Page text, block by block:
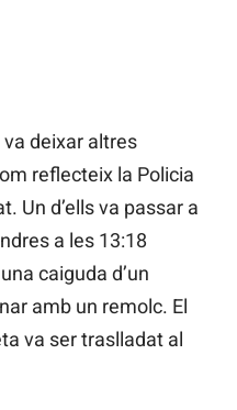
deixar altres
reflecteix la Policia
Un d’ells va passar a
a les 13:18
caiguda d’un
amb un remolc. El
va ser traslladat al